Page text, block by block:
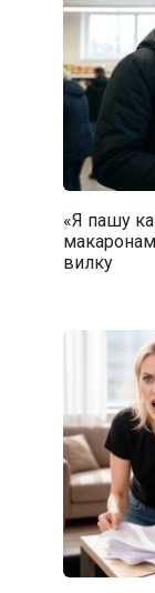
«Я пашу
вилку